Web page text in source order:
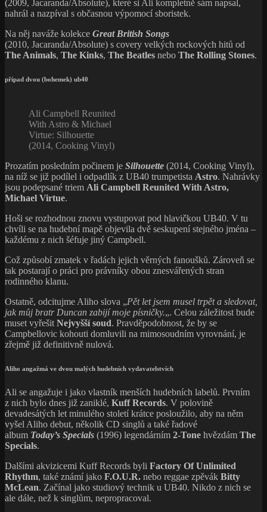
(2009, Jacaranda/Absolute), které si Ali kompletně sám napsal,
nahrál a nazpíval s občasnou výpomocí sboristek.
Na něj naváže kolekce Great British Songs
(2010, Jacaranda/Absolute) s covery velkých rockových hitů od
The Animals, The Kinks, The Beatles nebo The Rolling Stones.
případ dvou (bohemek) ub40
Ali Campbell Reunited
With Astro & Michael
Virtue: Silhouette
(2014, Cooking Vinyl)
Prozatím posledním počinem je Silhouette (2014, Cooking Vinyl),
na níž se již podílel i odpadlík z UB40 trumpetista Astro. Nahrávky
jsou podepsané triem Ali Campbell Reunited With Astro,
Michael Virtue.
Hoši se rozhodnou znovu vystupovat pod hlavičkou UB40. V tu
chvíli se na hudební mapě objevila dvě seskupení stejného jména –
každému z nich šéfuje jiný Campbell.
Což způsobí zmatek v řadách jejich věrných fanoušků. Zároveň se
tak postarají o práci pro právníky obou znesvářených stran
rodinného klanu.
Ostatně, odcitujme Aliho slova „Pět let jsem musel trpět a sledovat,
jak můj bratr Duncan zabijí moje písničky.„. Celou záležitost bude
muset vyřešit Nejvyšší soud. Pravděpodobnost, že by se
Campbellovic kohouti domluvili na mimosoudním vyrovnání, je
zřejmě již definitivně nulová.
Aliho angažmá ve dvou malých hudebních vydavatelstvích
Ali se angažuje i jako vlastník menších hudebních labelů. Prvním
z nich bylo dnes již zaniklé, Kuff Records. V polovině
devadesátých let minulého století krátce posloužilo, aby na něm
vyšel Aliho debut, několik CD singlů a také řadové
album Today’s Specials ‎(1996) legendárním 2-Tone hvězdám The
Specials.
Dalšími akvizicemi Kuff Records byli Factory Of Unlimited
Rhythm, také známí jako F.O.U.R. nebo reggae zpěvák Bitty
McLean. Začínal jako studiový technik u UB40. Nikdo z nich se
ale dále, než k singlům, nepropracoval.